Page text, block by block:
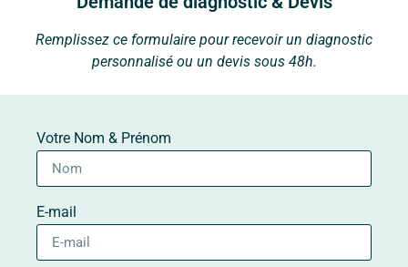
Remplissez ce formulaire pour recevoir un diagnostic
personnalisé ou un devis sous 48h.
Votre Nom & Prénom
E-mail